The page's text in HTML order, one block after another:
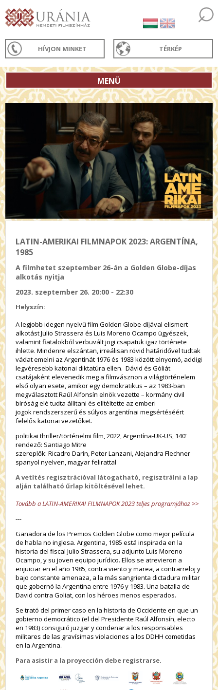
HÍVJON MINKET TÉRKÉP
MENÜ
LATIN-AMERIKAI FILMNAPOK 2023: ARGENTÍNA,
1985
A filmhetet szeptember 26-án a Golden Globe-díjas
alkotás nyitja
2023. szeptember 26. 20:00 - 22:30
Helyszín:
A legjobb idegen nyelvű film Golden Globe-díjával elismert
alkotást Julio Strassera és Luis Moreno Ocampo ügyészek,
valamint fiatalokból verbuvált jogi csapatuk igaz története
ihlette. Mindenre elszántan, irreálisan rövid határidővel tudtak
vádat emelni az Argentínát 1976 és 1983 között elnyomó, addigi
legvéresebb katonai diktatúra ellen. Dávid és Góliát
csatájaként elevenedik meg a filmvásznon a világtörténelem
első olyan esete, amikor egy demokratikus – az 1983-ban
megválasztott Raúl Alfonsín elnök vezette – kormány civil
bíróság elé tudta állítani és elítéltette az emberi
jogok rendszerszerű és súlyos argentínai megsértéséért
felelős katonai vezetőket.
politikai thriller/történelmi film, 2022, Argentína-UK-US, 140’
rendező: Santiago Mitre
szereplők: Ricadro Darín, Peter Lanzani, Alejandra Flechner
spanyol nyelven, magyar felirattal
A vetítés regisztrációval látogatható, regisztrálni a lap
alján található űrlap kitöltésével lehet.
Tovább a LATIN-AMERIKAI FILMNAPOK 2023 teljes programjához >>
---
Ganadora de los Premios Golden Globe como mejor película
de habla no inglesa. Argentina, 1985 está inspirada en la
historia del fiscal Julio Strassera, su adjunto Luis Moreno
Ocampo, y su joven equipo jurídico. Ellos se atrevieron a
enjuiciar en el año 1985, contra viento y marea, a contrarreloj y
bajo constante amenaza, a la más sangrienta dictadura militar
que gobernó la Argentina entre 1976 y 1983. Una batalla de
David contra Goliat, con los héroes menos esperados.
Se trató del primer caso en la historia de Occidente en que un
gobierno democrático (el del Presidente Raúl Alfonsín, electo
en 1983) consiguió juzgar y condenar a los responsables
militares de las gravísimas violaciones a los DDHH cometidas
en la Argentina.
Para asistir a la proyección debe registrarse.